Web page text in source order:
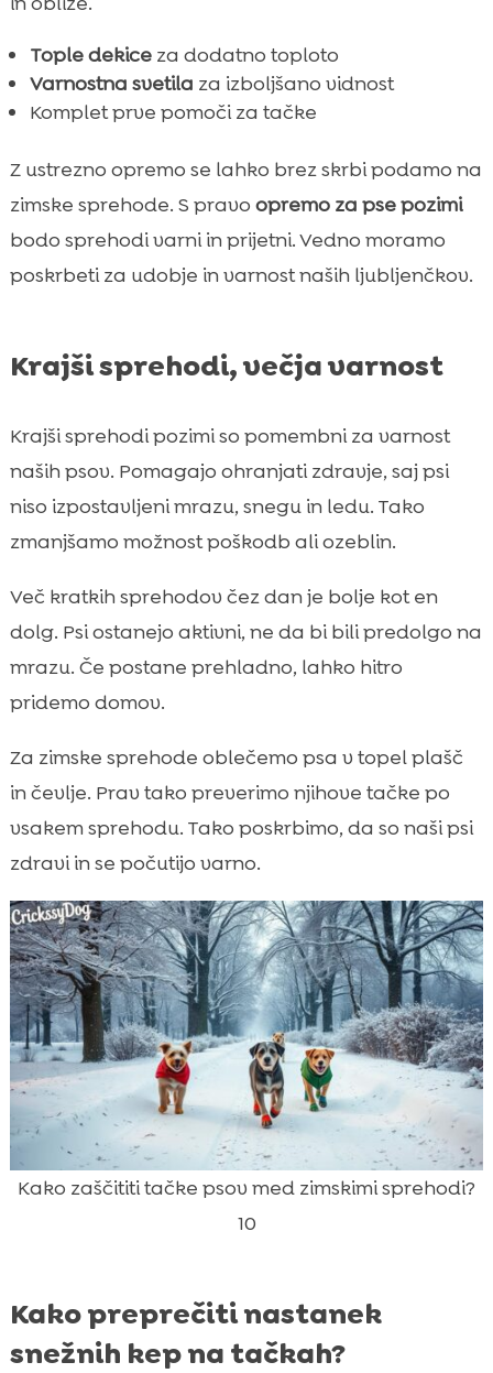
Tople dekiceza dodatno toploto
Varnostna svetila za izboljšano vidnost
Komplet prve pomoči za tačke
Z ustrezno opremo se lahko brez skrbi podamo na
zimske sprehode. S pravo opremo za pse pozimi
bodo sprehodi varni in prijetni. Vedno moramo
poskrbeti za udobje in varnost naših ljubljenčkov.
Krajši sprehodi, večja varnost
Krajši sprehodi pozimi so pomembni za varnost
naših psov. Pomagajo ohranjati zdravje, saj psi
niso izpostavljeni mrazu, snegu in ledu. Tako
zmanjšamo možnost poškodb ali ozeblin.
Več kratkih sprehodov čez dan je bolje kot en
dolg. Psi ostanejo aktivni, ne da bi bili predolgo na
mrazu. Če postane prehladno, lahko hitro
pridemo domov.
Za zimske sprehode oblečemo psa v topel plašč
in čevlje. Prav tako preverimo njihove tačke po
vsakem sprehodu. Tako poskrbimo, da so naši psi
zdravi in se počutijo varno.
Kako zaščititi tačke psov med zimskimi sprehodi?
10
Kako preprečiti nastanek
snežnih kep na tačkah?